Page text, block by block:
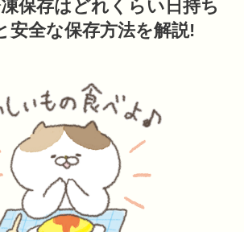
保存はどれくらい日持ち
安全な保存方法を解説!